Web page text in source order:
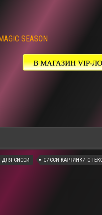
SEASON
В МАГАЗИН VIP-
ДЛЯ СИССИ СИССИ КАРТИНКИ С